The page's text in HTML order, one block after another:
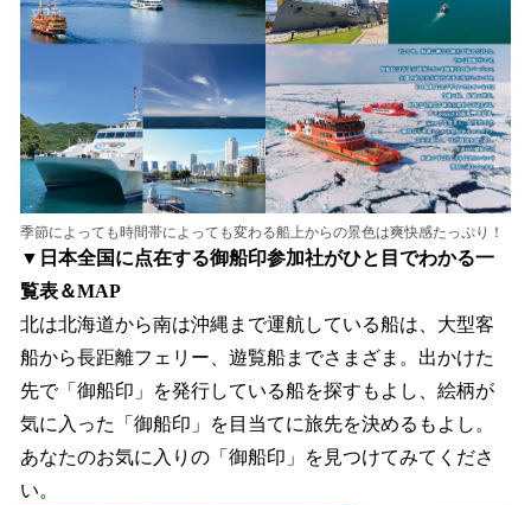
季節によっても時間帯によっても変わる船上からの景色は爽快感たっぷり！
▼日本全国に点在する御船印参加社がひと目でわかる一
覧表＆MAP
北は北海道から南は沖縄まで運航している船は、大型客
船から長距離フェリー、遊覧船までさまざま。出かけた
先で「御船印」を発行している船を探すもよし、絵柄が
気に入った「御船印」を目当てに旅先を決めるもよし。
あなたのお気に入りの「御船印」を見つけてみてくださ
い。